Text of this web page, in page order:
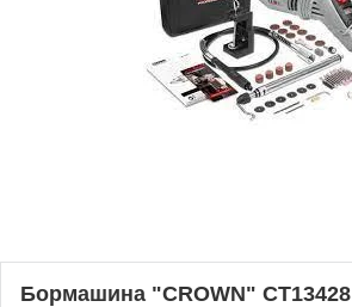
Бормашина "CROWN" CT13428